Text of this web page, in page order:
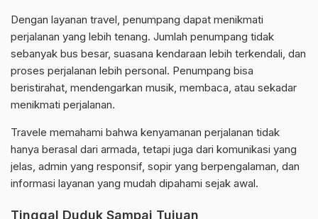
Dengan layanan travel, penumpang dapat menikmati
perjalanan yang lebih tenang. Jumlah penumpang tidak
sebanyak bus besar, suasana kendaraan lebih terkendali, dan
proses perjalanan lebih personal. Penumpang bisa
beristirahat, mendengarkan musik, membaca, atau sekadar
menikmati perjalanan.
Travele memahami bahwa kenyamanan perjalanan tidak
hanya berasal dari armada, tetapi juga dari komunikasi yang
jelas, admin yang responsif, sopir yang berpengalaman, dan
informasi layanan yang mudah dipahami sejak awal.
Tinggal Duduk Sampai Tujuan